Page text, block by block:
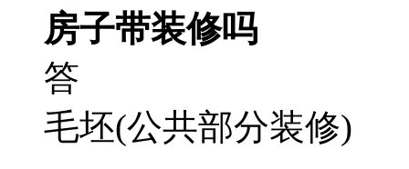
房子带装修吗
答
毛坯(公共部分装修)